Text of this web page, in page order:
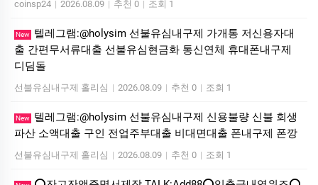
coinsp24 | 2026.08.09 | 추천 0 | 조회 1
New
텔레그램:@holysim 선불유심내구제 가개통 저신용자대
출 간편무서류대출 선불유심현금화 통신연체 휴대폰내구제
디딤돌
선불유심내구제 홀리심 | 2026.08.09 | 추천 0 | 조회 1
New
텔레그램:@holysim 선불유심내구제 신용불량 신불 회생
파산 소액대출 구인 전업주부대출 비대면대출 폰내구제 폰깡
선불유심내구제 홀리심 | 2026.08.09 | 추천 0 | 조회 1